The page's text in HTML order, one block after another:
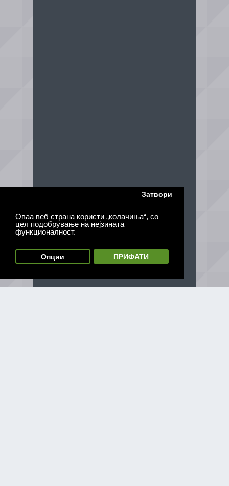
Оваа веб страна користи „колачиња“, со
цел подобрување на нејзината
функционалност.
Затвори
Опции ПРИФАТИ